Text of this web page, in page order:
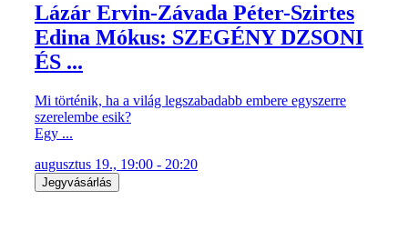
Lázár Ervin-Závada Péter-Szirtes
Edina Mókus: SZEGÉNY DZSONI
ÉS ...
Mi történik, ha a világ legszabadabb embere egyszerre
szerelembe esik?
Egy ...
augusztus 19., 19:00 - 20:20
Jegyvásárlás